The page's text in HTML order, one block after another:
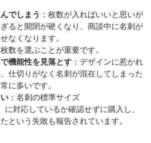
でしまう ：枚数が入ればいいと思いが
ると開閉が硬くなり、商談中に名刺が
なくなります。
数を選ぶことが重要です。
機能性を見落とす ：デザインに惹かれ
仕切りがなく名刺が混在してしまった
に多いです。
：名刺の標準サイズ
に対応しているか確認せずに購入し、
という失敗も報告されています。